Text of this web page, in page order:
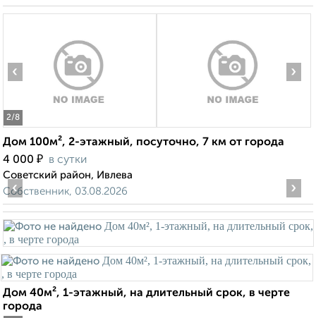
2/8
‹ ›
Дом 100м², 2-этажный, посуточно, 7 км от города
4 000 ₽ в сутки
Советский район, Ивлева
Собственник, 03.08.2026
‹ ›
Дом 40м², 1-этажный, на длительный срок, в черте
города